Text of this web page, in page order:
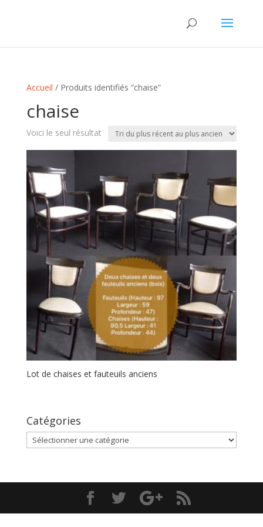
Accueil / Produits identifiés “chaise”
chaise
Voici le seul résultat
Lot de chaises et fauteuils anciens
Catégories
Catégories